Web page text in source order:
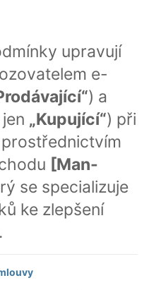
upravují
e-
) a
„Kupující“) při
[Man-
se specializuje
ke zlepšení